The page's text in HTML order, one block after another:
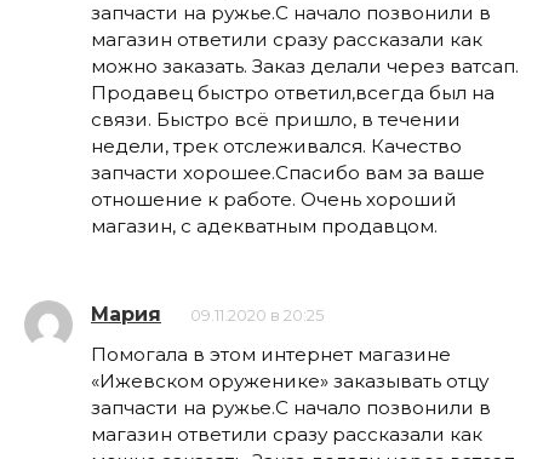
запчасти на ружье.С начало позвонили в
магазин ответили сразу рассказали как
можно заказать. Заказ делали через ватсап.
Продавец быстро ответил,всегда был на
связи. Быстро всё пришло, в течении
недели, трек отслеживался. Качество
запчасти хорошее.Спасибо вам за ваше
отношение к работе. Очень хороший
магазин, с адекватным продавцом.
Мария 09.11.2020 в 20:25
Помогала в этом интернет магазине
«Ижевском оруженике» заказывать отцу
запчасти на ружье.С начало позвонили в
магазин ответили сразу рассказали как